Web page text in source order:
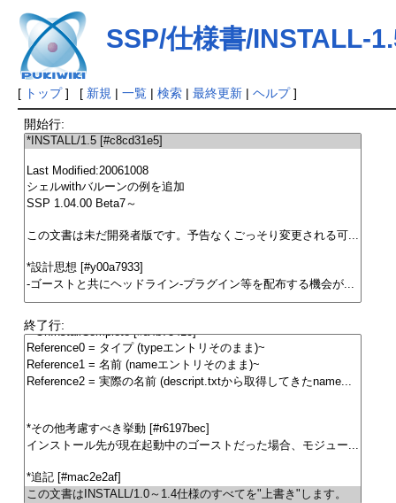
SSP/仕様書/INSTALL-
[ トップ] [ 新規 | 一覧| 検索| 最終更新| ヘルプ]
開始行:
終了行: